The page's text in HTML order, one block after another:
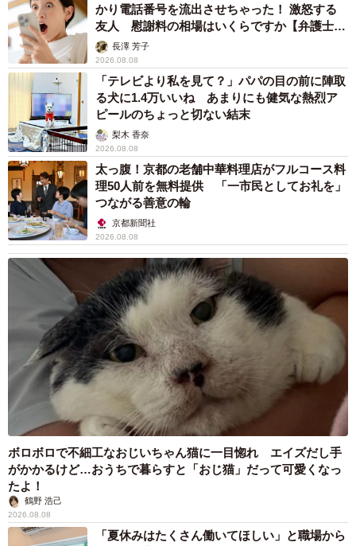
最後に、「働く意義」について聞いたところ、「家計や家
族・配偶者を支えるため」（24.7％）、「子どもの教育資
金のため」（20.8％）、「老後資金や貯金のため」
（13.7％）などが上位に挙がり、経済的な責任感が就労意
欲の主な理由となっていることがわかりました。
一方で、「社会とつながりを持つため」（9.5％）や「自分
の成長やスキルアップのため」（7.1％）、「育児・介護か
ら離れた自分の時間を持つため」（6.3％）といった“自分自
身のため”の理由も一定数見られ、働くことの意味が「生活
のため」だけではない現状がうかがえました。
かり電話番号を流出させちゃった！ 激怒する
友人 慰謝料の相場はいくらですか【弁護士が
解説】長澤 芳子
2026.08.08
「テレビより私を見て？」パパの目の前に陣取
る犬に1.4万いいね あまりにも健気な熱烈ア
ピールのちょっと切ない結末
梨木 香奈
2026.08.08
太っ腹！京都の老舗中華料理店がフルコース料
理50人前を無料提供 「一市民としてお礼を」
つながる善意の輪
京都新聞社
2026.08.08
ボロボロで不細工なおじいちゃん猫に一目惚れ エイズだし手
がかかるけど…おうちで暮らすと「おじ猫」だって可愛くなっ
たよ！
鶴野 浩己
2026.08.08
「夏休みはたくさん働いてほしい」と職場から